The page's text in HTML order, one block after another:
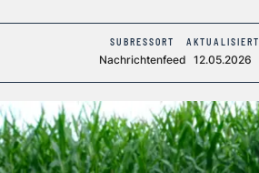
SUBRESSORT
Nachrichtenfeed
AKTUALISIERT
12.05.2026